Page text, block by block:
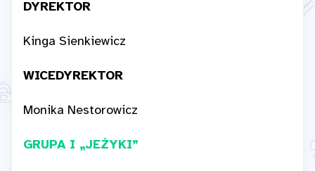
DYREKTOR
Kinga Sienkiewicz
WICEDYREKTOR
Monika Nestorowicz
GRUPA I „JEŻYKI”